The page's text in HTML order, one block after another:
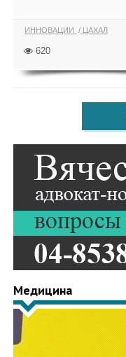
ИННОВАЦИИ ЦАХАЛ
620
Медицина